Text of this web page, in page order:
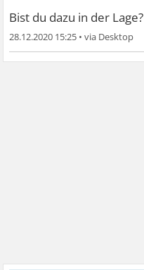
Bist du dazu in der Lage?
28.12.2020 15:25 •